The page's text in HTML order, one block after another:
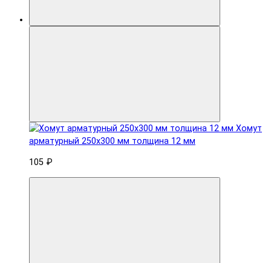
Хомут
арматурный 250x300 мм толщина 12 мм
105 ₽